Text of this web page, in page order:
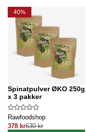
40%
Spinatpulver ØKO 250g
x 3 pakker
Rawfoodshop
378 kr630 kr